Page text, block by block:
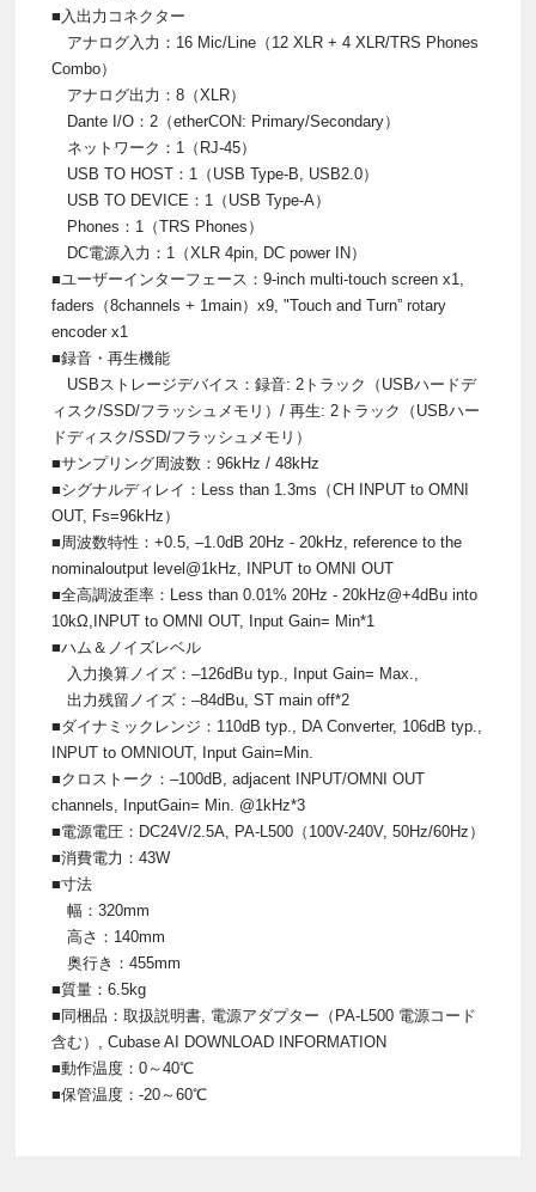
■入出力コネクター
アナログ入力：16 Mic/Line（12 XLR + 4 XLR/TRS Phones
Combo）
アナログ出力：8（XLR）
Dante I/O：2（etherCON: Primary/Secondary）
ネットワーク：1（RJ-45）
USB TO HOST：1（USB Type-B, USB2.0）
USB TO DEVICE：1（USB Type-A）
Phones：1（TRS Phones）
DC電源入力：1（XLR 4pin, DC power IN）
■ユーザーインターフェース：9-inch multi-touch screen x1,
faders（8channels + 1main）x9, "Touch and Turn” rotary
encoder x1
■録音・再生機能
USBストレージデバイス：録音: 2トラック（USBハードデ
ィスク/SSD/フラッシュメモリ）/ 再生: 2トラック（USBハー
ドディスク/SSD/フラッシュメモリ）
■サンプリング周波数：96kHz / 48kHz
■シグナルディレイ：Less than 1.3ms（CH INPUT to OMNI
OUT, Fs=96kHz）
■周波数特性：+0.5, –1.0dB 20Hz - 20kHz, reference to the
nominaloutput level@1kHz, INPUT to OMNI OUT
■全高調波歪率：Less than 0.01% 20Hz - 20kHz@+4dBu into
10kΩ,INPUT to OMNI OUT, Input Gain= Min*1
■ハム＆ノイズレベル
入力換算ノイズ：–126dBu typ., Input Gain= Max.,
出力残留ノイズ：–84dBu, ST main off*2
■ダイナミックレンジ：110dB typ., DA Converter, 106dB typ.,
INPUT to OMNIOUT, Input Gain=Min.
■クロストーク：–100dB, adjacent INPUT/OMNI OUT
channels, InputGain= Min. @1kHz*3
■電源電圧：DC24V/2.5A, PA-L500（100V-240V, 50Hz/60Hz）
■消費電力：43W
■寸法
幅：320mm
高さ：140mm
奥行き：455mm
■質量：6.5kg
■同梱品：取扱説明書, 電源アダプター（PA-L500 電源コード
含む）, Cubase AI DOWNLOAD INFORMATION
■動作温度：0～40℃
■保管温度：-20～60℃